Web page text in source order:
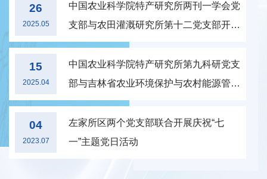
26
2025.05
中国农业科学院特产研究所两刊一学会党
支部与农田灌溉研究所第十二党支部开展
共建活动
15
2025.04
中国农业科学院特产研究所第九科研党支
部与吉林省农业环境保护与农村能源管理
总站党支部开展共建活动
04
2023.07
左家所区两个党支部联合开展庆祝“七
一”主题党日活动